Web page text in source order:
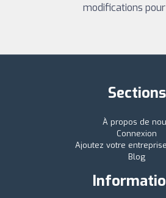
modifications
Sections
À propos de
Connexion
Ajoutez votre
Blog